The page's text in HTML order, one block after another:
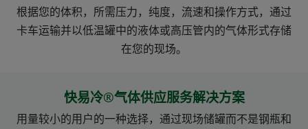
根据您的体积，所需压力，纯度，流速和操作方式，通过
卡车运输并以低温罐中的液体或高压管内的气体形式存储
在您的现场。
快易冷®气体供应服务解决方案
用量较小的用户的一种选择，通过现场储罐而不是钢瓶和